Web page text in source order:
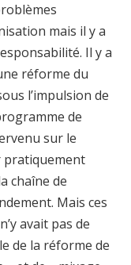
mais il y a
Il y a
réforme du
l’impulsion de
de
sur le
pratiquement
chaîne de
Mais ces
avait pas de
de la réforme de